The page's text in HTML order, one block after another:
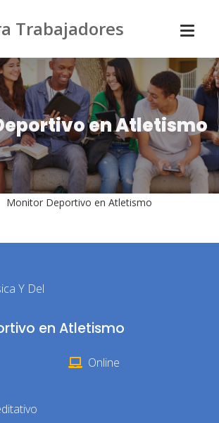
Trabajadores
en Atletismo
Monitor Deportivo en Atletismo
Y Del
en Atletismo
Online